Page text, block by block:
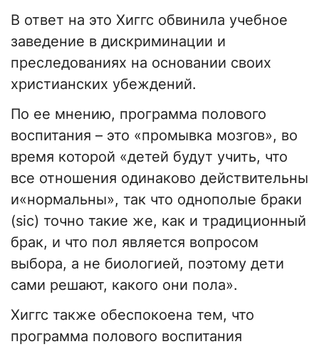
В ответ на это Хиггс обвинила учебное
заведение в дискриминации и
преследованиях на основании своих
христианских убеждений.
По ее мнению, программа полового
воспитания – это «промывка мозгов», во
время которой «детей будут учить, что
все отношения одинаково действительны
и«нормальны», так что однополые браки
(sic) точно такие же, как и традиционный
брак, и что пол является вопросом
выбора, а не биологией, поэтому дети
сами решают, какого они пола».
Хиггс также обеспокоена тем, что
программа полового воспитания